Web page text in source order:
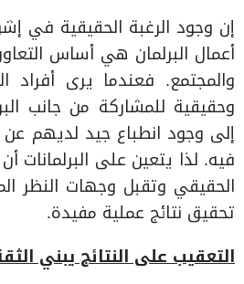
إن وجود الرغبة الحقيقية في
أعمال البرلمان هي أساس التعاون
والمجتمع. فعندما يرى أفراد
وحقيقية للمشاركة من جانب
إلى وجود انطباع جيد لديهم عن
فيه. لذا يتعين على البرلمانات
الحقيقي وتقبل وجهات النظر
تحقيق نتائج عملية مفيدة.
التعقيب على النتائج يبني